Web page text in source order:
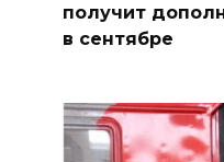
получит
в сентябре